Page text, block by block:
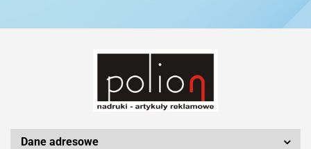
Silicon Power
Dane adresowe